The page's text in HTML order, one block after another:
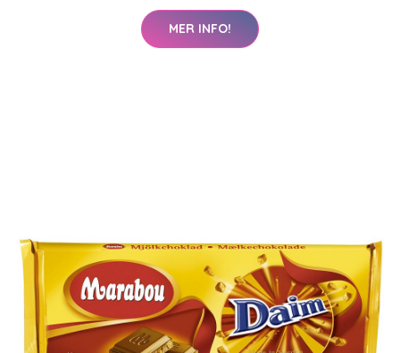
MER INFO!